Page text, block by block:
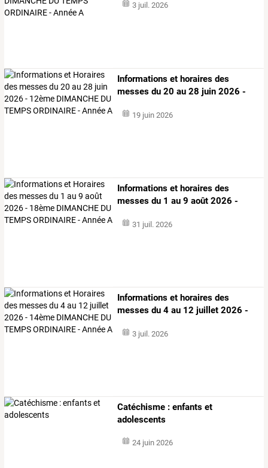
3 juil. 2026
Informations et horaires des
messes du 20 au 28 juin 2026 -
19 juin 2026
Informations et horaires des
messes du 1 au 9 août 2026 -
31 juil. 2026
Informations et horaires des
messes du 4 au 12 juillet 2026 -
3 juil. 2026
Catéchisme : enfants et
adolescents
24 juin 2026